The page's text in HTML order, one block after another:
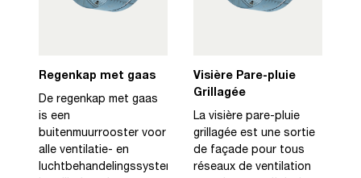
Regenkap met gaas
De regenkap met gaas
is een
buitenmuurrooster voor
alle ventilatie- en
luchtbehandelingssystemen
Visière Pare-pluie
Grillagée
La visière pare-pluie
grillagée est une sortie
de façade pour tous
réseaux de ventilation